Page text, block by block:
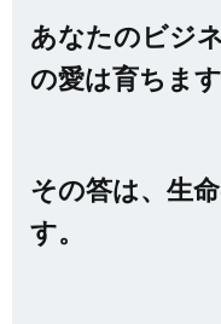
あなたのビジ
の愛は育ちます
その答は、生
す。